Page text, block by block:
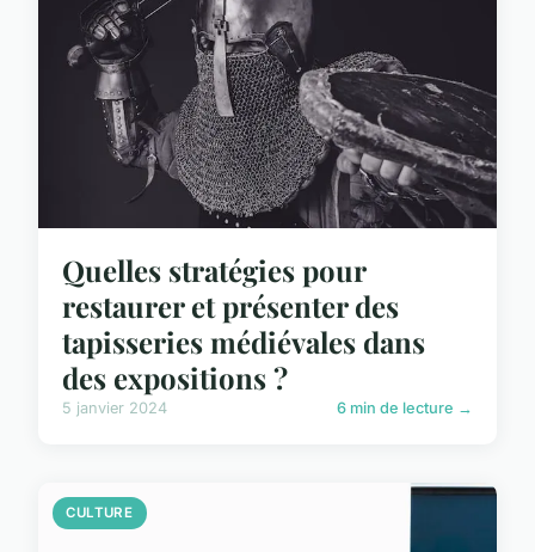
Quelles stratégies pour
restaurer et présenter des
tapisseries médiévales dans
des expositions ?
5 janvier 2024 6 min de lecture →
CULTURE